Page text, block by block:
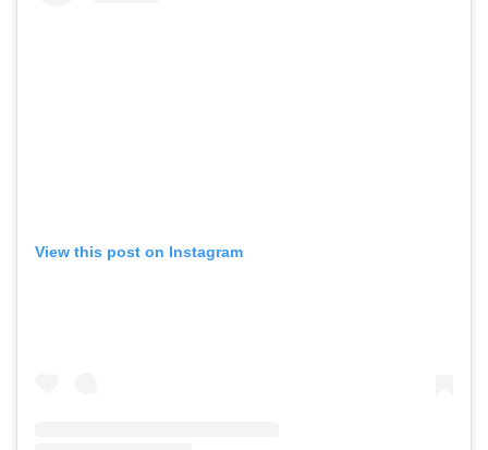
View this post on Instagram